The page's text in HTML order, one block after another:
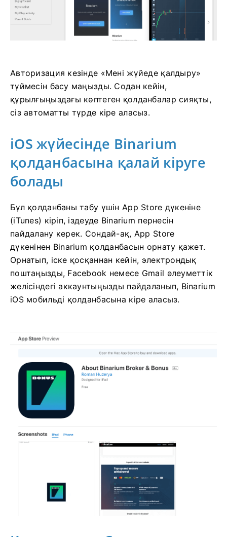
Авторизация кезінде «Мені жүйеде қалдыру»
түймесін басу маңызды. Содан кейін,
құрылғыңыздағы көптеген қолданбалар сияқты,
сіз автоматты түрде кіре аласыз.
iOS жүйесінде Binarium
қолданбасына қалай кіруге
болады
Бұл қолданбаны табу үшін App Store дүкеніне
(iTunes) кіріп, іздеуде Binarium пернесін
пайдалану керек. Сондай-ақ, App Store
дүкенінен Binarium қолданбасын орнату қажет.
Орнатып, іске қосқаннан кейін, электрондық
поштаңызды, Facebook немесе Gmail әлеуметтік
желісіндегі аккаунтыңызды пайдаланып, Binarium
iOS мобильді қолданбасына кіре аласыз.